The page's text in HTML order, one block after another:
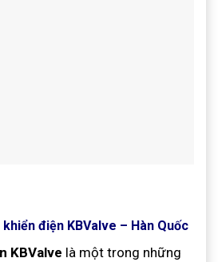
điện KBValve – Hàn Quốc
KBValve là một trong những